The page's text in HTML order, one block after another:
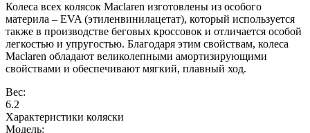
Колеса всех колясок Maclaren изготовлены из особого
материла – EVA (этиленвинилацетат), который используется
также в производстве беговых кроссовок и отличается особой
легкостью и упругостью. Благодаря этим свойствам, колеса
Maclaren обладают великолепными амортизирующими
свойствами и обеспечивают мягкий, плавный ход.
Вес:
6.2
Характеристики коляски
Модель: